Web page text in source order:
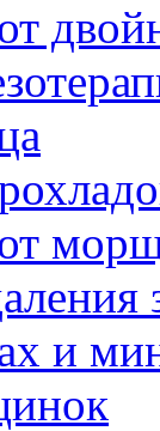
от
и